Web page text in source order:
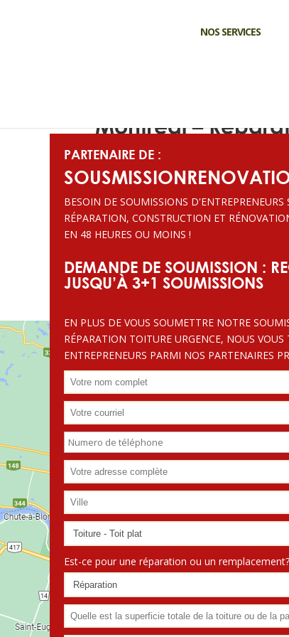
NOS SERVICES
Réparation de
Montréal –
PARTENAIRE DE :
BESOIN DE SOUMISSIONS D'ENTREPRENEURS
RÉPARATION, CONSTRUCTION ET
EN 48 HEURES OU MOINS !
DEMANDE DE SOUMISSION :
JUSQU’À 3+1 SOUMISSIONS
EN PLUS DE VOUS SOUMETTRE NOTRE
RÉPARATION TOITURE URGENCE, NOUS VOUS
ENTREPRENEURS PARMI NOS PARTENAIRES
Est-ce pour une réparation ou un remplacement?